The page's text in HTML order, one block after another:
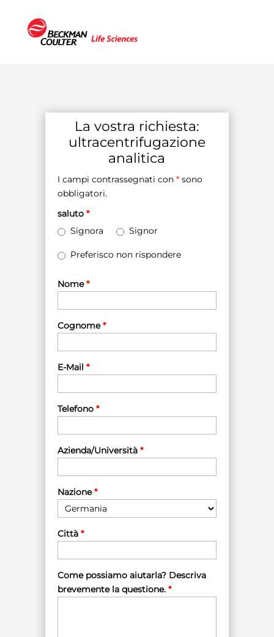
La vostra richiesta:
ultracentrifugazione
analitica
I campi contrassegnati con *sono
obbligatori.
saluto *
Signora
Signor
Preferisco non rispondere
Nome*
Cognome*
E-Mail *
Telefono *
Azienda/Università *
Nazione*
Città *
Come possiamo aiutarla? Descriva
brevemente la questione. *